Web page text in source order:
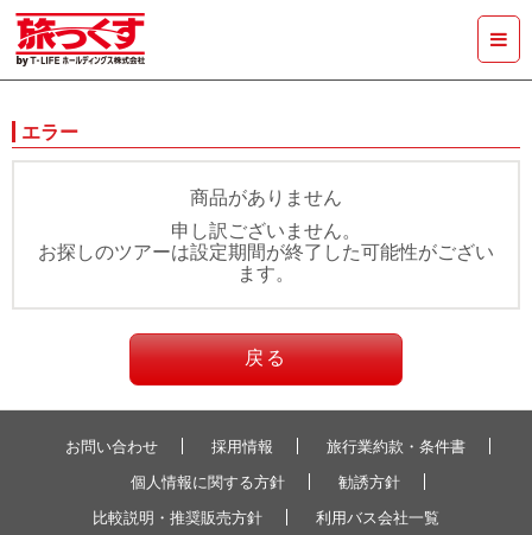
エラー
商品がありません
申し訳ございません。
お探しのツアーは設定期間が終了した可能性がござい
ます。
戻る
お問い合わせ 採用情報
旅行業約款・条件書
個人情報に関する方針
勧誘方針
比較説明・推奨販売方針
利用バス会社一覧